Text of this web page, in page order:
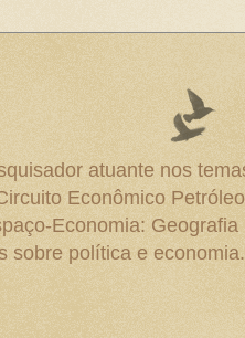
atuante nos
Econômico
Economia: Geografia
sobre política e